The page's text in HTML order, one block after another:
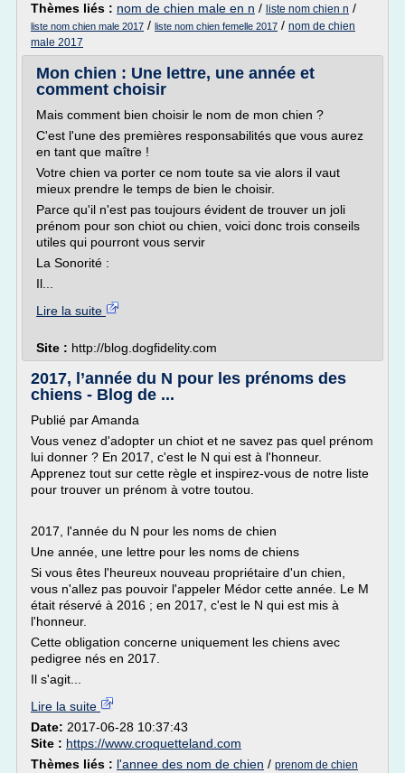
Thèmes liés : nom de chien male en n / liste nom chien n /
liste nom chien male 2017 / liste nom chien femelle 2017 / nom de chien
male 2017
Mon chien : Une lettre, une année et
comment choisir
Mais comment bien choisir le nom de mon chien ?
C'est l'une des premières responsabilités que vous aurez
en tant que maître !
Votre chien va porter ce nom toute sa vie alors il vaut
mieux prendre le temps de bien le choisir.
Parce qu'il n'est pas toujours évident de trouver un joli
prénom pour son chiot ou chien, voici donc trois conseils
utiles qui pourront vous servir
La Sonorité :
Il...
Lire la suite
Site : http://blog.dogfidelity.com
2017, l’année du N pour les prénoms des
chiens - Blog de ...
Publié par Amanda
Vous venez d'adopter un chiot et ne savez pas quel prénom
lui donner ? En 2017, c'est le N qui est à l'honneur.
Apprenez tout sur cette règle et inspirez-vous de notre liste
pour trouver un prénom à votre toutou.
2017, l'année du N pour les noms de chien
Une année, une lettre pour les noms de chiens
Si vous êtes l'heureux nouveau propriétaire d'un chien,
vous n'allez pas pouvoir l'appeler Médor cette année. Le M
était réservé à 2016 ; en 2017, c'est le N qui est mis à
l'honneur.
Cette obligation concerne uniquement les chiens avec
pedigree nés en 2017.
Il s'agit...
Lire la suite
Date: 2017-06-28 10:37:43
Site : https://www.croquetteland.com
Thèmes liés : l'annee des nom de chien / prenom de chien